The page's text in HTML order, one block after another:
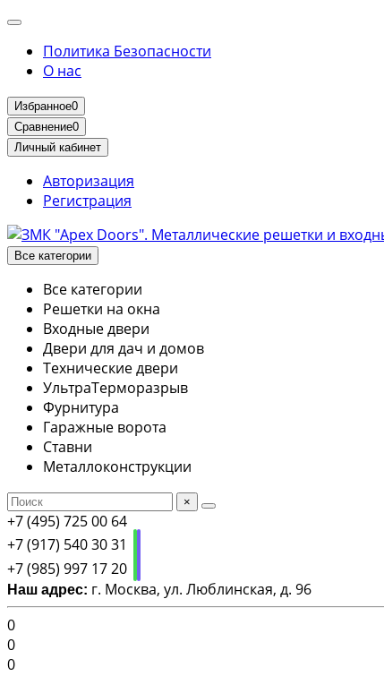
Политика Безопасности
О нас
Избранное0
Сравнение0
Личный кабинет
Авторизация
Регистрация
Все категории
Все категории
Решетки на окна
Входные двери
Двери для дач и домов
Технические двери
УльтраТерморазрыв
Фурнитура
Гаражные ворота
Ставни
Металлоконструкции
×
+7 (495) 725 00 64
+7 (917) 540 30 31
+7 (985) 997 17 20
Наш адрес: г. Москва, ул. Люблинская, д. 96
0
0
0